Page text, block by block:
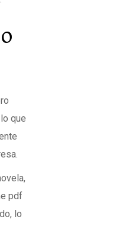
que
pdf
lo